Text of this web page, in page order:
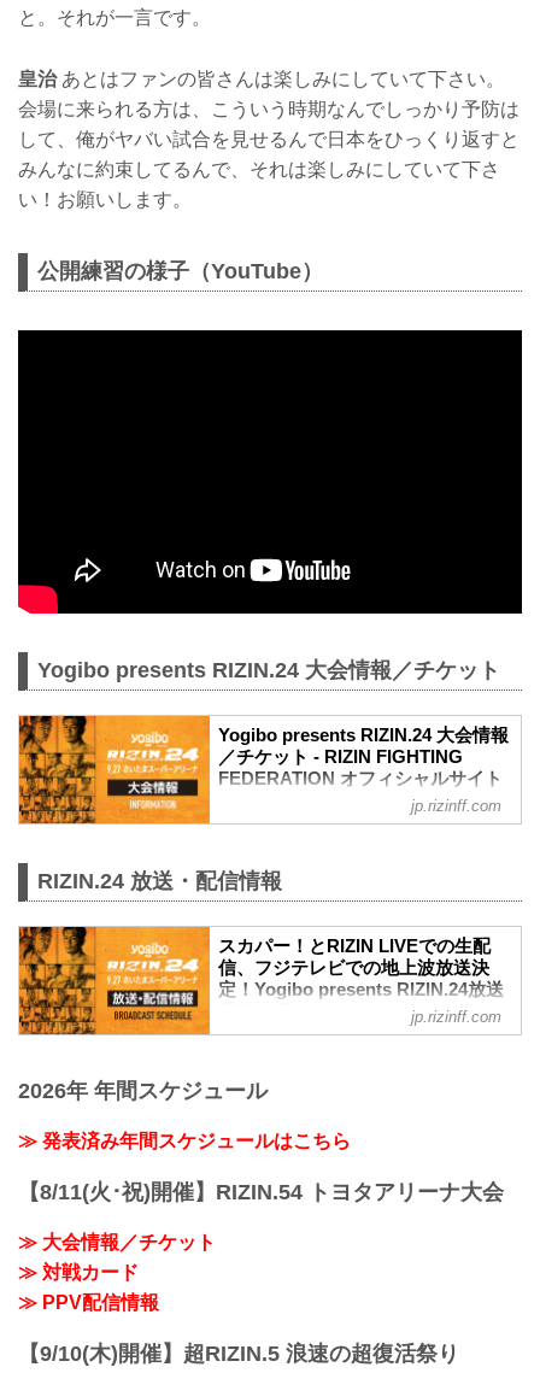
と。それが一言です。
皇治あとはファンの皆さんは楽しみにしていて下さい。
会場に来られる方は、こういう時期なんでしっかり予防は
して、俺がヤバい試合を見せるんで日本をひっくり返すと
みんなに約束してるんで、それは楽しみにしていて下さ
い！お願いします。
公開練習の様子（YouTube）
Yogibo presents RIZIN.24 大会情報／チケット
Yogibo presents RIZIN.24 大会情報
／チケット - RIZIN FIGHTING
FEDERATION オフィシャルサイト
日時
2020年9月27日（日）16:00 15:30開始
※ 開始時間は予定です。決定次第RIZIN
FFオフィシャルサイトにてご案内しま
す。
※ 混雑を避けるため入場規制を実施しま
※ 指定席は、開始時間の2時間前からご
※ 自由席は整理番号で分けてご入場いた
※ 集合時間は前日までにRIZIN FFオフィ
シャルサイトにてご案内しますので、ご
終了予定時間
jp.rizinff.com
RIZIN.24 放送・配信情報
スカパー！とRIZIN LIVEでの生配
信、フジテレビでの地上波放送決
定！Yogibo presents RIZIN.24放送
配信情報 - RIZIN FIGHTING
FEDERATION オフィシャルサイト
にて開催されるYogibo presents RIZIN.24
が決定したぞ！
今大会はフジテレビでの地上波放送も決
定！大会前に「FUJIYAMA FIGHT
CLUB」の放送も予定だ！（関東ローカ
日付 時間 放送・配信媒体 番組名
9月22日（祝・火） 25:40...
jp.rizinff.com
2026年 年間スケジュール
≫ 発表済み年間スケジュールはこちら
【8/11(火･祝)開催】RIZIN.54 トヨタアリーナ大会
≫ 大会情報／チケット
≫ 対戦カード
≫ PPV配信情報
【9/10(木)開催】超RIZIN.5 浪速の超復活祭り